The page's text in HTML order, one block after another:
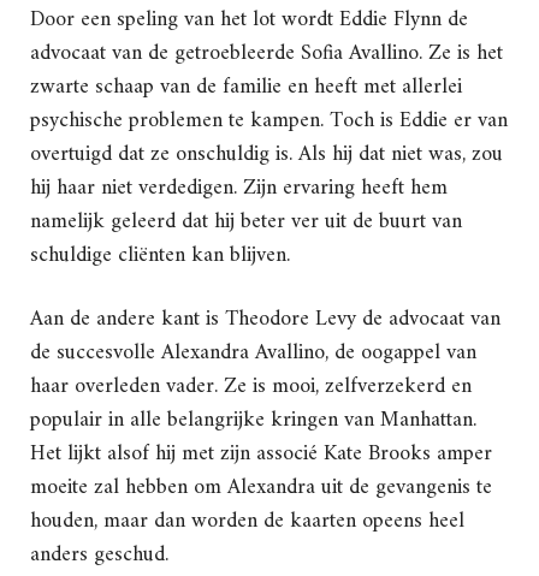
Door een speling van het lot wordt Eddie Flynn de
advocaat van de getroebleerde Sofia Avallino. Ze is het
zwarte schaap van de familie en heeft met allerlei
psychische problemen te kampen. Toch is Eddie er van
overtuigd dat ze onschuldig is. Als hij dat niet was, zou
hij haar niet verdedigen. Zijn ervaring heeft hem
namelijk geleerd dat hij beter ver uit de buurt van
schuldige cliënten kan blijven.
Aan de andere kant is Theodore Levy de advocaat van
de succesvolle Alexandra Avallino, de oogappel van
haar overleden vader. Ze is mooi, zelfverzekerd en
populair in alle belangrijke kringen van Manhattan.
Het lijkt alsof hij met zijn associé Kate Brooks amper
moeite zal hebben om Alexandra uit de gevangenis te
houden, maar dan worden de kaarten opeens heel
anders geschud.